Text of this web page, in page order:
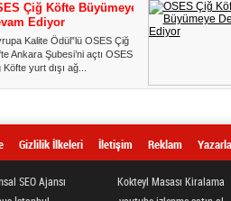
Çiğ Köfte Büyümeye
Ediyor
Kalite Ödül”lü OSES Çiğ
Ankara Şubesi’ni açtı OSES
Köfte yurt dışı ağ...
Gizlilik İlkeleri İletişim Reklam
SEO Ajansı
Kokteyl Masası Kiralama